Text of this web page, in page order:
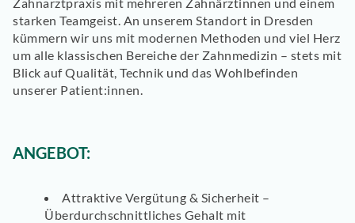
starken Teamgeist. An unserem Standort in Dresden
kümmern wir uns mit modernen Methoden und viel Herz
um alle klassischen Bereiche der Zahnmedizin – stets mit
Blick auf Qualität, Technik und das Wohlbefinden
unserer Patient:innen.
ANGEBOT:
Attraktive Vergütung & Sicherheit –
Überdurchschnittliches Gehalt mit